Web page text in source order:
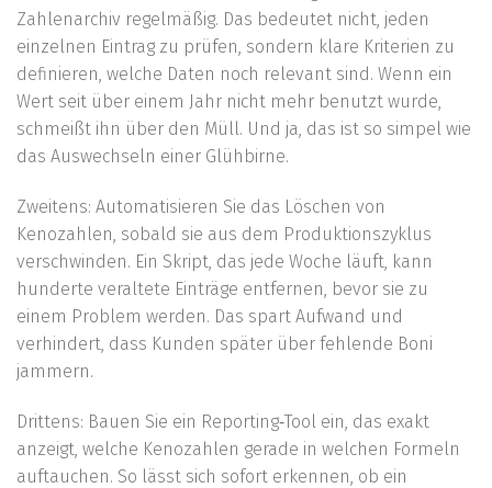
Zahlenarchiv regelmäßig. Das bedeutet nicht, jeden
einzelnen Eintrag zu prüfen, sondern klare Kriterien zu
definieren, welche Daten noch relevant sind. Wenn ein
Wert seit über einem Jahr nicht mehr benutzt wurde,
schmeißt ihn über den Müll. Und ja, das ist so simpel wie
das Auswechseln einer Glühbirne.
Zweitens: Automatisieren Sie das Löschen von
Kenozahlen, sobald sie aus dem Produktionszyklus
verschwinden. Ein Skript, das jede Woche läuft, kann
hunderte veraltete Einträge entfernen, bevor sie zu
einem Problem werden. Das spart Aufwand und
verhindert, dass Kunden später über fehlende Boni
jammern.
Drittens: Bauen Sie ein Reporting‑Tool ein, das exakt
anzeigt, welche Kenozahlen gerade in welchen Formeln
auftauchen. So lässt sich sofort erkennen, ob ein